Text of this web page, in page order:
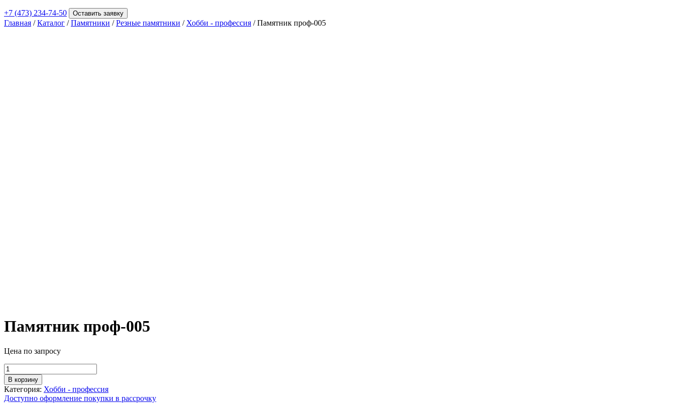
+7 (473) 234-74-50 Оставить заявку
Главная /Каталог /Памятники /Резные памятники / Хобби - профессия / Памятник проф-005
Памятник проф-005
Цена по запросу
Количество
товара
Памятник
проф-005
В корзину
Категория: Хобби - профессия
Доступно оформление покупки в рассрочку